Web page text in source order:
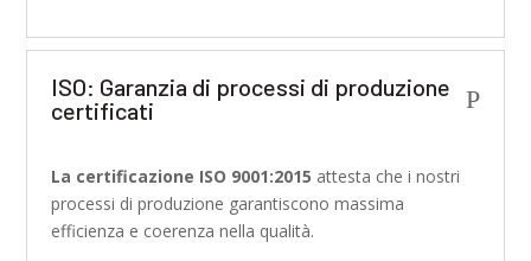
ISO: Garanzia di processi di produzione
certificati
P
La certificazione ISO 9001:2015 attesta che i nostri
processi di produzione garantiscono massima
efficienza e coerenza nella qualità.